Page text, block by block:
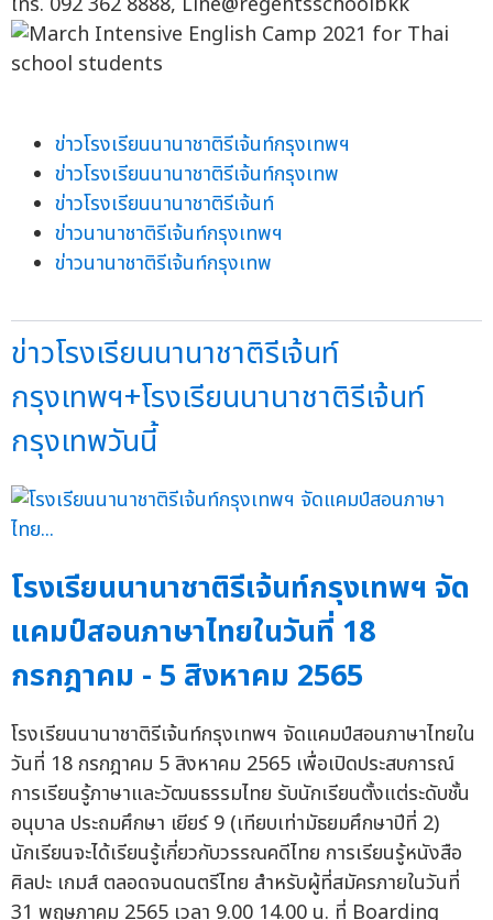
ข่าวโรงเรียนนานาชาติรีเจ้นท์กรุงเทพฯ
ข่าวโรงเรียนนานาชาติรีเจ้นท์กรุงเทพ
ข่าวโรงเรียนนานาชาติรีเจ้นท์
ข่าวนานาชาติรีเจ้นท์กรุงเทพฯ
ข่าวนานาชาติรีเจ้นท์กรุงเทพ
ข่าวโรงเรียนนานาชาติรีเจ้นท์
กรุงเทพฯ+โรงเรียนนานาชาติรีเจ้นท์
กรุงเทพวันนี้
โรงเรียนนานาชาติรีเจ้นท์กรุงเทพฯ จัด
แคมป์สอนภาษาไทยในวันที่ 18
กรกฎาคม - 5 สิงหาคม 2565
โรงเรียนนานาชาติรีเจ้นท์กรุงเทพฯ จัดแคมป์สอนภาษาไทยใน
วันที่ 18 กรกฎาคม 5 สิงหาคม 2565 เพื่อเปิดประสบการณ์
การเรียนรู้ภาษาและวัฒนธรรมไทย รับนักเรียนตั้งแต่ระดับชั้น
อนุบาล ประถมศึกษา เยียร์ 9 (เทียบเท่ามัธยมศึกษาปีที่ 2)
นักเรียนจะได้เรียนรู้เกี่ยวกับวรรณคดีไทย การเรียนรู้หนังสือ
ศิลปะ เกมส์ ตลอดจนดนตรีไทย สำหรับผู้ที่สมัครภายในวันที่
31 พฤษภาคม 2565 เวลา 9.00 14.00 น. ที่ Boarding